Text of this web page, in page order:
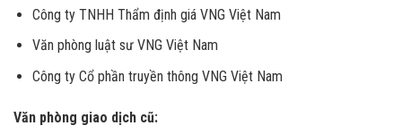
Công ty TNHH Thẩm định giá VNG Việt Nam
Văn phòng luật sư VNG Việt Nam
Công ty Cổ phần truyền thông VNG Việt Nam
Văn phòng giao dịch cũ: